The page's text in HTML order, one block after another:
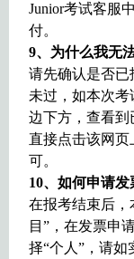
Junior考试客服
付。
9、为什么我无
请先确认是否已
未过，如本次
边下方，查看
直接点击该网页
可。
10、如何申请发
在报考结束后，
目”，在发票申
择“个人”，请